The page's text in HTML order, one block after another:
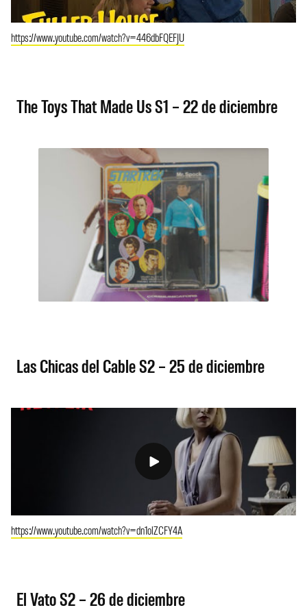
https://www.youtube.com/watch?v=446dbFQEFJU
The Toys That Made Us S1 – 22 de diciembre
Las Chicas del Cable S2 – 25 de diciembre
https://www.youtube.com/watch?v=dn1olZCFY4A
El Vato S2 – 26 de diciembre